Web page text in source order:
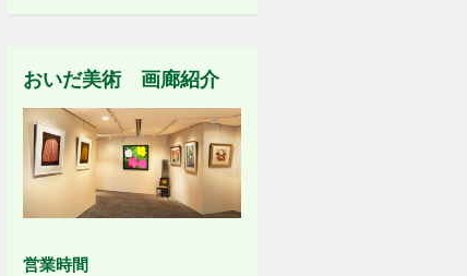
おいだ美術 画廊紹介
営業時間